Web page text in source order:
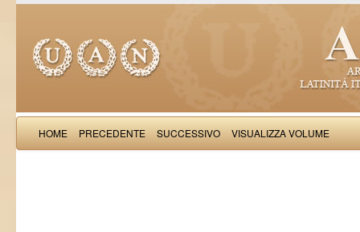
HOME PRECEDENTE SUCCESSIVO VISUALIZZA VOLUME